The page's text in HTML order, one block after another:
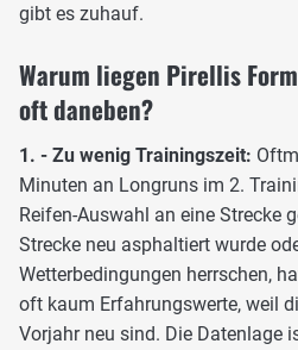
gibt es zuhauf.
Warum liegen Pirellis
oft daneben?
1. - Zu wenig Trainingszeit:
Minuten an Longruns im 2.
Reifen-Auswahl an eine Strecke
Strecke neu asphaltiert wurde
Wetterbedingungen herrschen,
oft kaum Erfahrungswerte, weil
Vorjahr neu sind. Die Datenlage